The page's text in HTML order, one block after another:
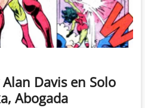
Davis en Solo
Abogada